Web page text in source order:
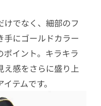
けでなく、細部のフ
手にゴールドカラー
ポイント。キラキラ
え感をさらに盛り上
テムです。